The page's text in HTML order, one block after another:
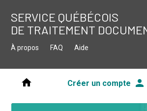
SERVICE QUÉBÉCOIS
DE TRAITEMENT
À propos FAQ Aide
home Créer un compte person